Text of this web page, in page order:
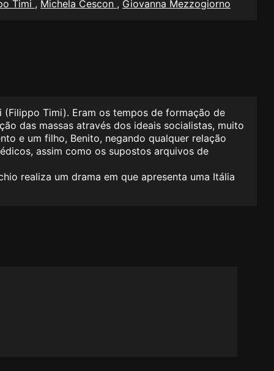
Timi , Michela Cescon , Giovanna Mezzogiorno
Timi). Eram os tempos de formação de
das massas através dos ideais socialistas, muito
e um filho, Benito, negando qualquer relação
assim como os supostos arquivos de
realiza um drama em que apresenta uma Itália